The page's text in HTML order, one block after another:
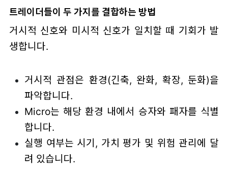
트레이더들이 두 가지를 결합하는 방법
거시적 신호와 미시적 신호가 일치할 때 기회가 발
생합니다.
거시적 관점은 환경(긴축, 완화, 확장, 둔화)을
파악합니다.
Micro는 해당 환경 내에서 승자와 패자를 식별
합니다.
실행 여부는 시기, 가치 평가 및 위험 관리에 달
려 있습니다.